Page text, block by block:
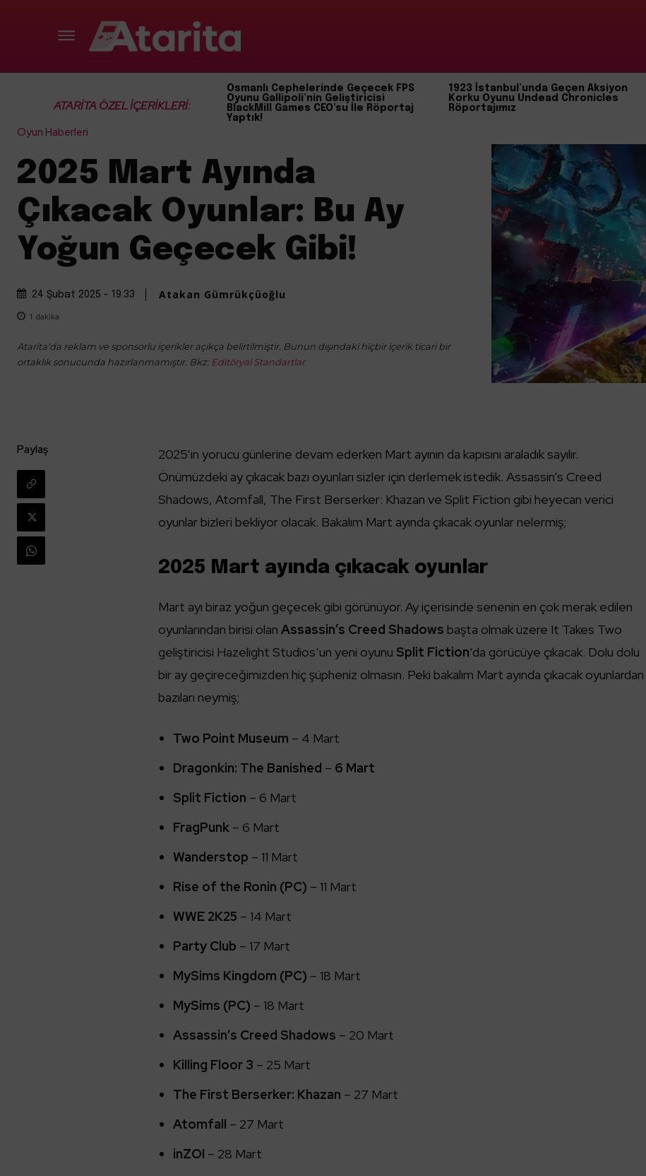
ATARİTA ÖZEL İÇERİKLERİ:
Osmanlı Cephelerinde Geçecek FPS
Oyunu Gallipoli’nin Geliştiricisi
BlackMill Games CEO’su İle Röportaj
Yaptık!
1923 İstanbul’unda Geçen Aksiyon
Korku Oyunu Undead Chronicles
Röportajımız
Oyun Haberleri
2025 Mart Ayında
Çıkacak Oyunlar: Bu Ay
Yoğun Geçecek Gibi!
24 Şubat 2025 - 19:33 Atakan Gümrükçüoğlu
1 dakika
Atarita'da reklam ve sponsorlu içerikler açıkça belirtilmiştir. Bunun dışındaki hiçbir içerik ticari bir
ortaklık sonucunda hazırlanmamıştır. Bkz: Editöryal Standartlar
Paylaş
2025’in yorucu günlerine devam ederken Mart ayının da kapısını araladık sayılır.
Önümüzdeki ay çıkacak bazı oyunları sizler için derlemek istedik. Assassin’s Creed
Shadows, Atomfall, The First Berserker: Khazan ve Split Fiction gibi heyecan verici
oyunlar bizleri bekliyor olacak. Bakalım Mart ayında çıkacak oyunlar nelermiş;
2025 Mart ayında çıkacak oyunlar
Mart ayı biraz yoğun geçecek gibi görünüyor. Ay içerisinde senenin en çok merak edilen
oyunlarından birisi olanAssassin’s Creed Shadows başta olmak üzere It Takes Two
geliştiricisi Hazelight Studios’un yeni oyunu Split Fiction‘da görücüye çıkacak. Dolu dolu
bir ay geçireceğimizden hiç şüpheniz olmasın. Peki bakalım Mart ayında çıkacak oyunlardan
bazıları neymiş;
Two Point Museum – 4 Mart
Dragonkin: The Banished – 6 Mart
Split Fiction – 6 Mart
FragPunk – 6 Mart
Wanderstop – 11 Mart
Rise of the Ronin (PC) – 11 Mart
WWE 2K25 – 14 Mart
Party Club – 17 Mart
MySims Kingdom (PC) – 18 Mart
MySims (PC) – 18 Mart
Assassin’s Creed Shadows – 20 Mart
Killing Floor 3 – 25 Mart
The First Berserker: Khazan – 27 Mart
Atomfall – 27 Mart
inZOI – 28 Mart